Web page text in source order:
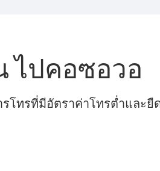
ไปคอซอวอ
โทรที่มีอัตราค่าโทรต่ำและยื